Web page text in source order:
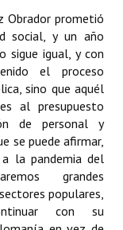
Obrador prometió
social, y un año
sigue igual, y con
el proceso
sino que aquél
al presupuesto
de personal y
se puede afirmar,
la pandemia del
grandes
populares,
con su